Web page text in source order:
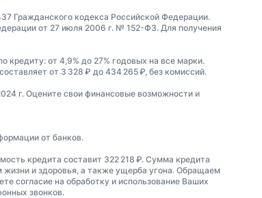
Гражданского кодекса Российской Федерации.
от 27 июля 2006 г. № 152-ФЗ. Для получения
кредиту: от 4,9% до 27% годовых на все марки.
от 3 328 ₽ до 434 265 ₽, без комиссий.
г. Оцените свои финансовые возможности и
от банков.
кредита составит 322 218 ₽. Сумма кредита
жизни и здоровья, а также ущерба угона. Обращаем
согласие на обработку и использование Ваших
звонков.